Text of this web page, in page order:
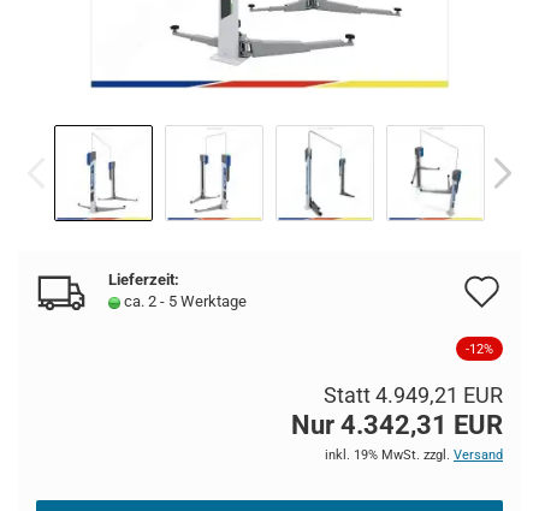
Lieferzeit:
ca. 2 - 5 Werktage
-12%
Statt 4.949,21 EUR
Nur 4.342,31 EUR
inkl. 19% MwSt. zzgl. Versand